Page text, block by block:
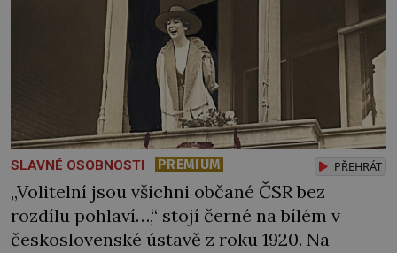
SLAVNÉ OSOBNOSTI PREMIUM PŘEHRÁT
„Volitelní jsou všichni občané ČSR bez
rozdílu pohlaví…,“ stojí černé na bílém v
československé ústavě z roku 1920. Na